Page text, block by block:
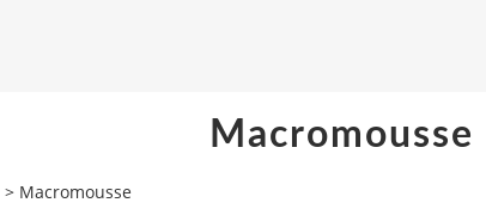
Macromousse
> Macromousse